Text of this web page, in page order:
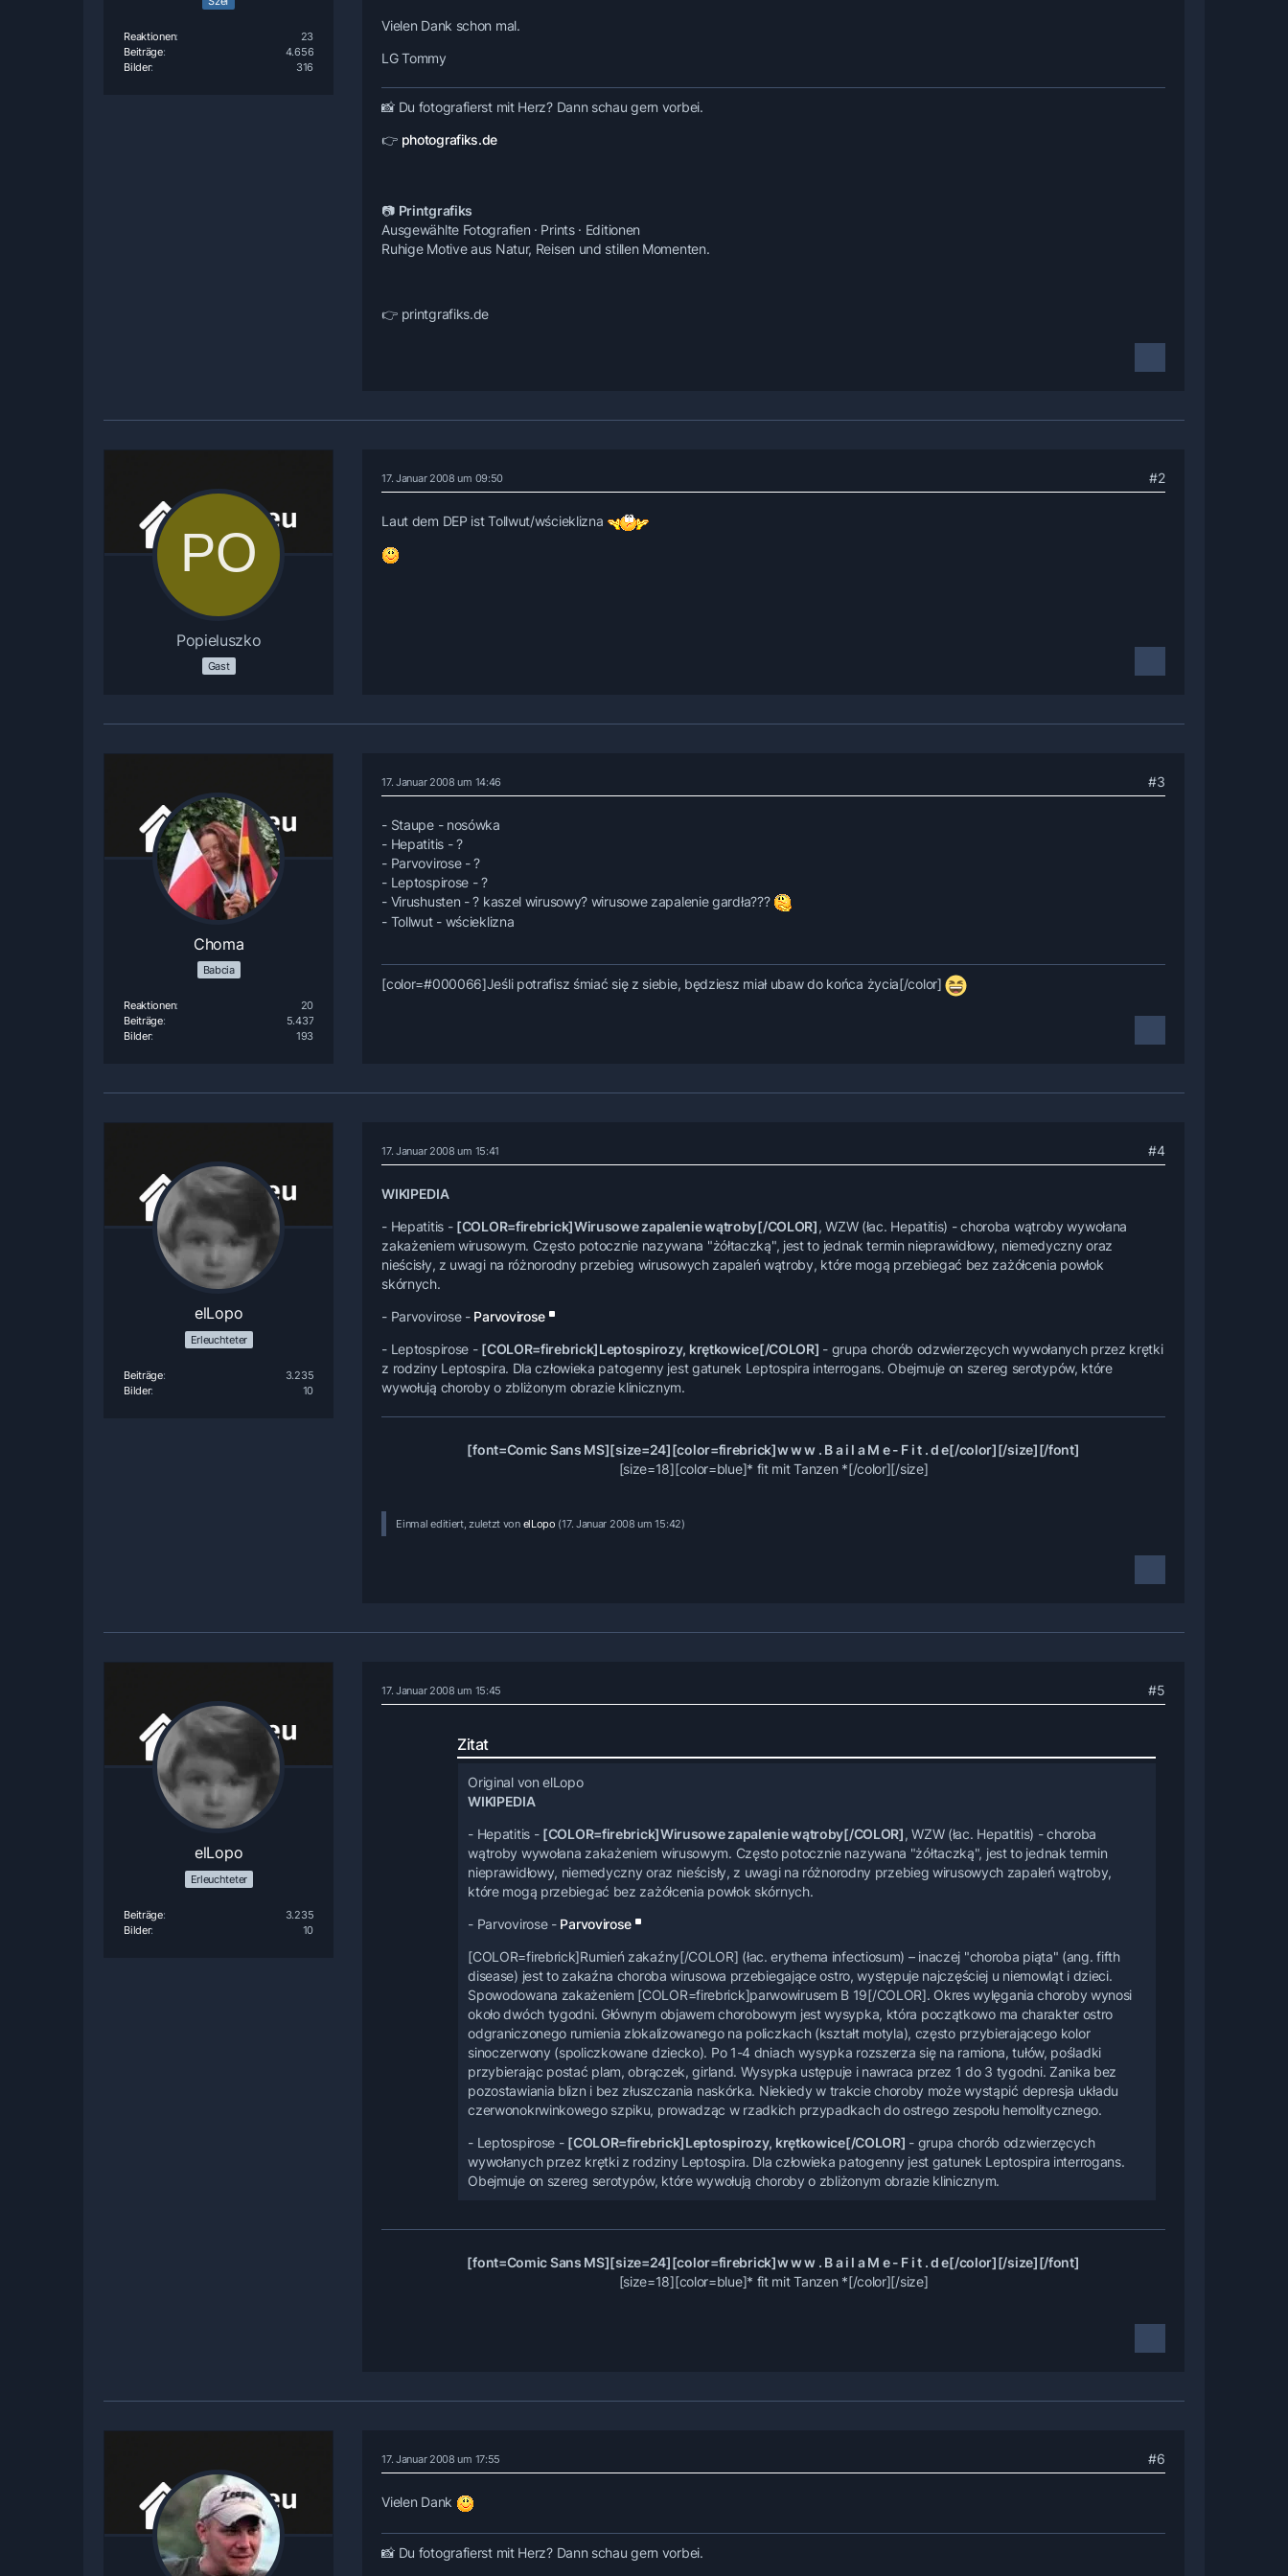
Reaktionen
23
Beiträge
4.656
Bilder
316
Vielen Dank schon mal.
LG Tommy
📸 Du fotografierst mit Herz? Dann schau gern vorbei.
👉 photografiks.de
📷 Printgrafiks
Ausgewählte Fotografien · Prints · Editionen
Ruhige Motive aus Natur, Reisen und stillen Momenten.
👉 printgrafiks.de
Popieluszko
Gast
17. Januar 2008 um 09:50 #2
Laut dem DEP ist Tollwut/wścieklizna
Choma
Babcia
Reaktionen
20
Beiträge
5.437
Bilder
193
17. Januar 2008 um 14:46 #3
- Staupe - nosówka
- Hepatitis - ?
- Parvovirose - ?
- Leptospirose - ?
- Virushusten - ? kaszel wirusowy? wirusowe zapalenie gardła???
- Tollwut - wścieklizna
[color=#000066]Jeśli potrafisz śmiać się z siebie, będziesz miał ubaw do końca życia[/color]
elLopo
Erleuchteter
Beiträge
3.235
Bilder
10
17. Januar 2008 um 15:41 #4
WIKIPEDIA
- Hepatitis - [COLOR=firebrick]Wirusowe zapalenie wątroby[/COLOR], WZW (łac. Hepatitis) - choroba wątroby wywołana
zakażeniem wirusowym. Często potocznie nazywana "żółtaczką", jest to jednak termin nieprawidłowy, niemedyczny oraz
nieścisły, z uwagi na różnorodny przebieg wirusowych zapaleń wątroby, które mogą przebiegać bez zażółcenia powłok
skórnych.
- Parvovirose - Parvovirose
- Leptospirose - [COLOR=firebrick]Leptospirozy, krętkowice[/COLOR] - grupa chorób odzwierzęcych wywołanych przez krętki
z rodziny Leptospira. Dla człowieka patogenny jest gatunek Leptospira interrogans. Obejmuje on szereg serotypów, które
wywołują choroby o zbliżonym obrazie klinicznym.
[font=Comic Sans MS][size=24][color=firebrick]w w w . B a i l a M e - F i t . d e[/color][/size][/font]
[size=18][color=blue]* fit mit Tanzen *[/color][/size]
Einmal editiert, zuletzt von elLopo (17. Januar 2008 um 15:42)
elLopo
Erleuchteter
Beiträge
3.235
Bilder
10
17. Januar 2008 um 15:45 #5
Zitat
Original von elLopo
WIKIPEDIA
- Hepatitis - [COLOR=firebrick]Wirusowe zapalenie wątroby[/COLOR], WZW (łac. Hepatitis) - choroba
wątroby wywołana zakażeniem wirusowym. Często potocznie nazywana "żółtaczką", jest to jednak termin
nieprawidłowy, niemedyczny oraz nieścisły, z uwagi na różnorodny przebieg wirusowych zapaleń wątroby,
które mogą przebiegać bez zażółcenia powłok skórnych.
- Parvovirose - Parvovirose
[COLOR=firebrick]Rumień zakaźny[/COLOR] (łac. erythema infectiosum) – inaczej "choroba piąta" (ang. fifth
disease) jest to zakaźna choroba wirusowa przebiegające ostro, występuje najczęściej u niemowląt i dzieci.
Spowodowana zakażeniem [COLOR=firebrick]parwowirusem B 19[/COLOR]. Okres wylęgania choroby wynosi
około dwóch tygodni. Głównym objawem chorobowym jest wysypka, która początkowo ma charakter ostro
odgraniczonego rumienia zlokalizowanego na policzkach (kształt motyla), często przybierającego kolor
sinoczerwony (spoliczkowane dziecko). Po 1-4 dniach wysypka rozszerza się na ramiona, tułów, pośladki
przybierając postać plam, obrączek, girland. Wysypka ustępuje i nawraca przez 1 do 3 tygodni. Zanika bez
pozostawiania blizn i bez złuszczania naskórka. Niekiedy w trakcie choroby może wystąpić depresja układu
czerwonokrwinkowego szpiku, prowadząc w rzadkich przypadkach do ostrego zespołu hemolitycznego.
- Leptospirose - [COLOR=firebrick]Leptospirozy, krętkowice[/COLOR] - grupa chorób odzwierzęcych
wywołanych przez krętki z rodziny Leptospira. Dla człowieka patogenny jest gatunek Leptospira interrogans.
Obejmuje on szereg serotypów, które wywołują choroby o zbliżonym obrazie klinicznym.
[font=Comic Sans MS][size=24][color=firebrick]w w w . B a i l a M e - F i t . d e[/color][/size][/font]
[size=18][color=blue]* fit mit Tanzen *[/color][/size]
17. Januar 2008 um 17:55 #6
Vielen Dank
📸 Du fotografierst mit Herz? Dann schau gern vorbei.